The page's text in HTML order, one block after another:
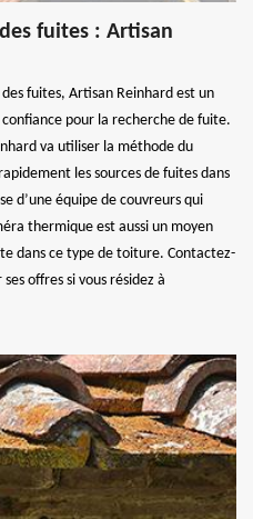
fuites : Artisan
fuites, Artisan Reinhard est un
pour la recherche de fuite.
va utiliser la méthode du
les sources de fuites dans
d’une équipe de couvreurs qui
thermique est aussi un moyen
dans ce type de toiture. Contactez-
offres si vous résidez à